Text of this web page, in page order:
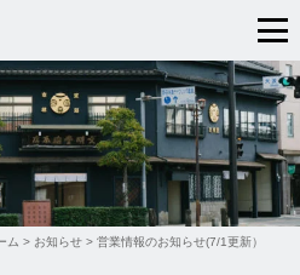
ム > お知らせ > 営業情報のお知らせ(7/1更新）